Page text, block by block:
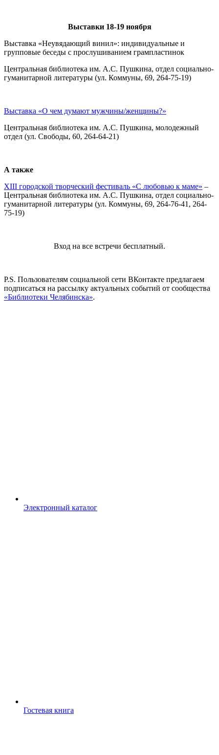
Выставки 18-19 ноября
Выставка «Неувядающий винил»: индивидуальные и
групповые беседы с прослушиванием грампластинок
Центральная библиотека им. А.С. Пушкина, отдел социально-
гуманитарной литературы (ул. Коммуны, 69, 264-75-19)
Выставка «О чем думают мужчины/женщины?»
Центральная библиотека им. А.С. Пушкина, молодежный
отдел (ул. Свободы, 60, 264-64-21)
А также
XIII городской творческий фестиваль «С любовью к маме» –
Центральная библиотека им. А.С. Пушкина, отдел социально-
гуманитарной литературы (ул. Коммуны, 69, 264-76-41, 264-
75-19)
Вход на все встречи бесплатный.
P.S. Пользователям социальной сети ВКонтакте предлагаем
подписаться на рассылку актуальных событий от сообщества
«Библиотеки Челябинска».
Электронный каталог
Гостевая книга